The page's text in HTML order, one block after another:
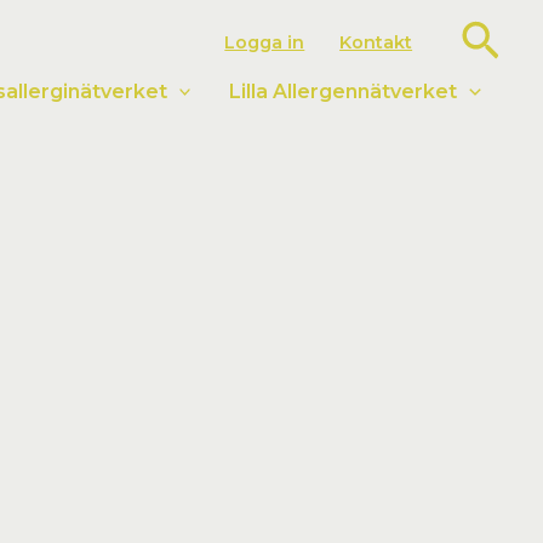
Logga in Kontakt Sök
Lilla Allergennätverket